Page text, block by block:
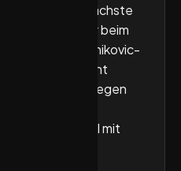
beginnt die nächste
und zwar beim
bevor die Dominikovic-
Heimrecht
19.30 Uhr, gegen
und am
20 Uhr, im Duell mit